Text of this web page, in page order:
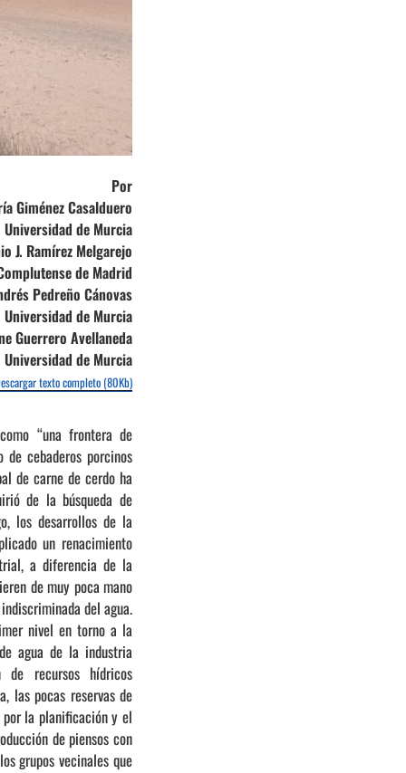
Por
Giménez Casalduero
Universidad de Murcia
J. Ramírez Melgarejo
de Madrid
Pedreño Cánovas
Universidad de Murcia
Guerrero Avellaneda
Universidad de Murcia
texto completo (80Kb)
“una frontera de
cebaderos porcinos
de carne de cerdo ha
de la búsqueda de
los desarrollos de la
un renacimiento
a diferencia de la
de muy poca mano
del agua.
nivel en torno a la
agua de la industria
de recursos hídricos
las pocas reservas de
por la planificación y el
de piensos con
grupos vecinales que